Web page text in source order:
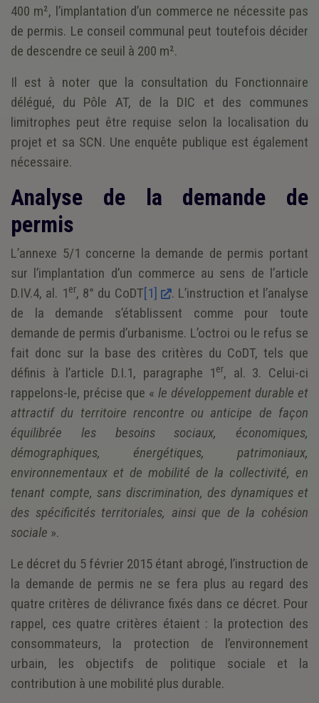
400 m², l’implantation d’un commerce ne nécessite pas
de permis. Le conseil communal peut toutefois décider
de descendre ce seuil à 200 m².
Il est à noter que la consultation du Fonctionnaire
délégué, du Pôle AT, de la DIC et des communes
limitrophes peut être requise selon la localisation du
projet et sa SCN. Une enquête publique est également
nécessaire.
Analyse de la demande de
permis
L’annexe 5/1 concerne la demande de permis portant
sur l’implantation d’un commerce au sens de l’article
D.IV.4, al. 1er, 8° du CoDT[1]
. L’instruction et l’analyse
de la demande s’établissent comme pour toute
demande de permis d’urbanisme. L’octroi ou le refus se
fait donc sur la base des critères du CoDT, tels que
définis à l’article D.I.1, paragraphe 1er, al. 3. Celui-ci
rappelons-le, précise que « le développement durable et
attractif du territoire rencontre ou anticipe de façon
équilibrée les besoins sociaux, économiques,
démographiques, énergétiques, patrimoniaux,
environnementaux et de mobilité de la collectivité, en
tenant compte, sans discrimination, des dynamiques et
des spécificités territoriales, ainsi que de la cohésion
sociale ».
Le décret du 5 février 2015 étant abrogé, l’instruction de
la demande de permis ne se fera plus au regard des
quatre critères de délivrance fixés dans ce décret. Pour
rappel, ces quatre critères étaient : la protection des
consommateurs, la protection de l’environnement
urbain, les objectifs de politique sociale et la
contribution à une mobilité plus durable.